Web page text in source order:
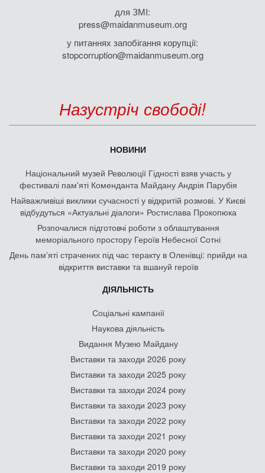
для ЗМІ:
press@maidanmuseum.org
у питаннях запобігання корупції:
stopcorruption@maidanmuseum.org
Назустріч свободі!
НОВИНИ
Національний музей Революції Гідності взяв участь у
фестивалі пам'яті Коменданта Майдану Андрія Парубія
Найважливіші виклики сучасності у відкритій розмові. У Києві
відбудуться «Актуальні діалоги» Ростислава Прокопюка
Розпочалися підготовчі роботи з облаштування
меморіального простору Героїв Небесної Сотні
День памʼяті страчених під час теракту в Оленівці: прийди на
відкриття виставки та вшануй героїв
ДІЯЛЬНІСТЬ
Соціальні кампанії
Наукова діяльність
Видання Музею Майдану
Виставки та заходи 2026 року
Виставки та заходи 2025 року
Виставки та заходи 2024 року
Виставки та заходи 2023 року
Виставки та заходи 2022 року
Виставки та заходи 2021 року
Виставки та заходи 2020 року
Виставки та заходи 2019 року